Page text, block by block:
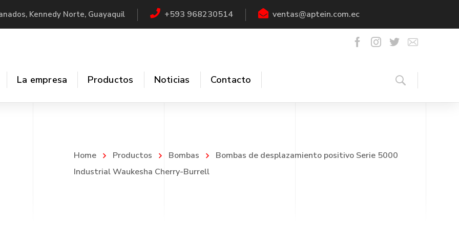
Kennedy Norte, Guayaquil +593 968230514 ventas@aptein.com.ec
La empresa Productos
Válvulas
Noticias Contacto
Home Productos Bombas
Bombas de desplazamiento positivo Serie 5000
Industrial Waukesha Cherry-Burrell